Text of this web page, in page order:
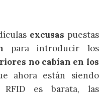
excusas puestas
para introducir los
no cabían en los
ahora están siendo
RFID es barata, las